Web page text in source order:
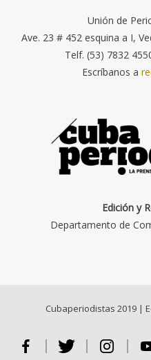
Unión de
Ave. 23 # 452 esquina a I,
Telf. (53) 7832
Escríbanos a
Edición y
Departamento de
Cubaperiodistas 2019 |